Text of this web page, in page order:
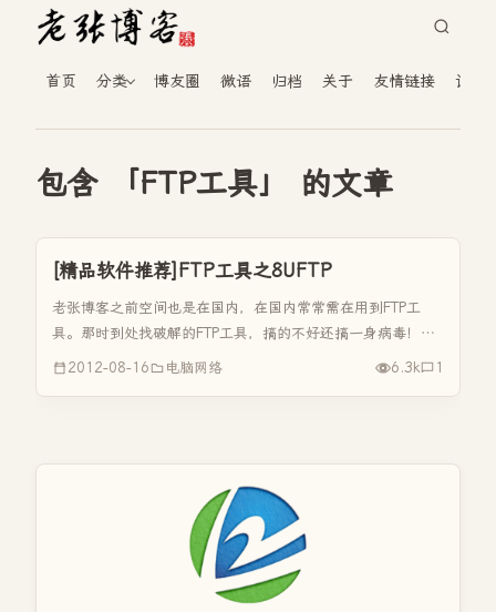
首页 分类 博友圈 微语 归档 关于 友情链接 读者
包含 「FTP工具」 的文章
[精品软件推荐]FTP工具之8UFTP
老张博客之前空间也是在国内，在国内常常需在用到FTP工
具。那时到处找破解的FTP工具，搞的不好还搞一身病毒！现
在老张博客给大家推荐一款免费的FTP工具--8UFTP，这样你
2012-08-16 电脑网络 6.3k 1